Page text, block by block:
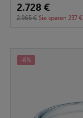
2.728 €
2.965 € Sie sparen 237 €
-8%